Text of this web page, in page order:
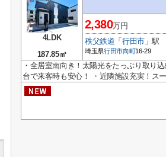
4LDK
187.85㎡
2,380万円
秩父鉄道 「行田市」駅
埼玉県行田市向町16-29
・全居室南向き！太陽光をたっぷり取り
台で来客時も安心！ ・近隣施設充実！ス